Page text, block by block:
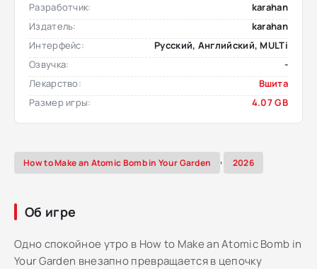
Разработчик:
karahan
Издатель:
karahan
Интерфейс:
Русский, Английский, MULTi
Озвучка:
-
Лекарство:
Вшита
Размер игры:
4.07 GB
How to Make an Atomic Bomb in Your Garden , 2026
Об игре
Одно спокойное утро в How to Make an Atomic Bomb in
Your Garden внезапно превращается в цепочку